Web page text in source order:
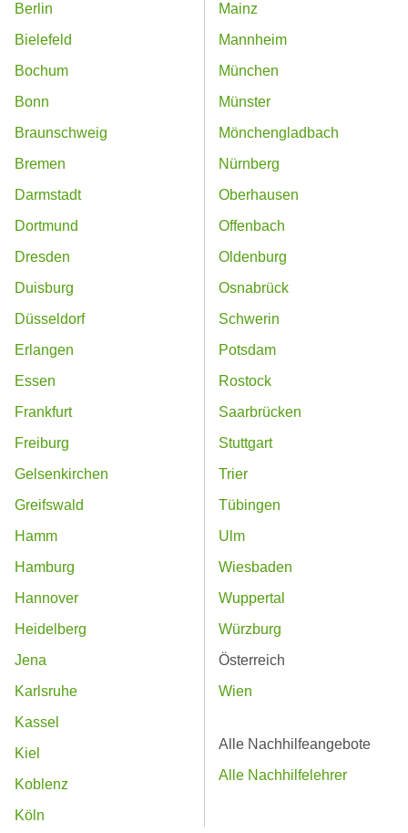
Berlin
Bielefeld
Bochum
Bonn
Braunschweig
Bremen
Darmstadt
Dortmund
Dresden
Duisburg
Düsseldorf
Erlangen
Essen
Frankfurt
Freiburg
Gelsenkirchen
Greifswald
Hamm
Hamburg
Hannover
Heidelberg
Jena
Karlsruhe
Kassel
Kiel
Koblenz
Köln
Mainz
Mannheim
München
Münster
Mönchengladbach
Nürnberg
Oberhausen
Offenbach
Oldenburg
Osnabrück
Schwerin
Potsdam
Rostock
Saarbrücken
Stuttgart
Trier
Tübingen
Ulm
Wiesbaden
Wuppertal
Würzburg
Österreich
Wien
Alle Nachhilfeangebote
Alle Nachhilfelehrer